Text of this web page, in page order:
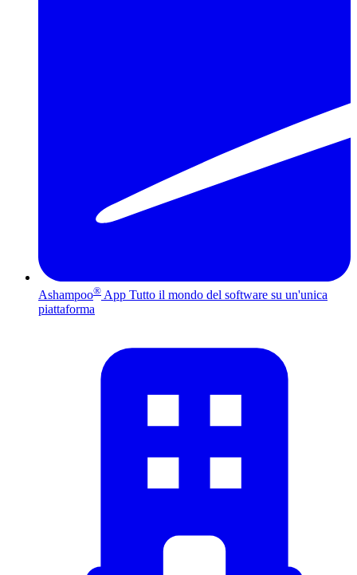
Ashampoo® App Tutto il mondo del software su un'unica
piattaforma